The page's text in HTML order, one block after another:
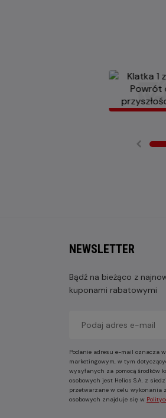
NEWSLETTER
Bądź na bieżąco z
kuponami rabatowymi
Podanie adresu e-mail oznacza
marketingowym, w tym
wysyłanych za pomocą środków
osobowych jest Helios S.A. z
przetwarzane w celu wykonania
osobowych znajduje się w